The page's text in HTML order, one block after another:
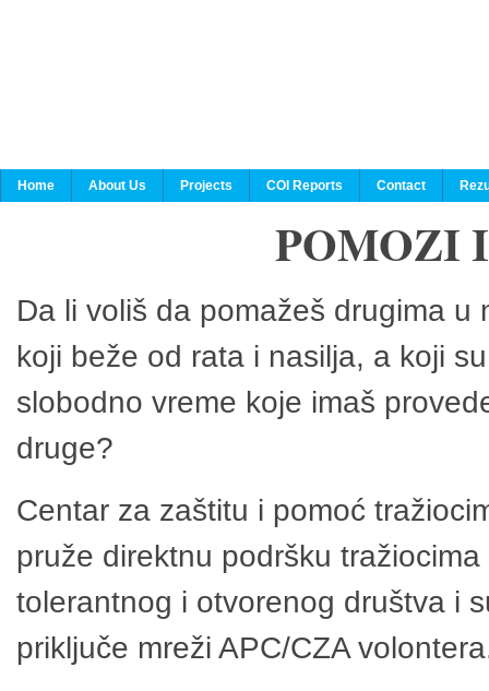
Home About Us Projects COI Reports Contact
POMOZI
Da li voliš da pomažeš drugima
koji beže od rata i nasilja, a koji
slobodno vreme koje imaš
druge?
Centar za zaštitu i pomoć
pruže direktnu podršku
tolerantnog i otvorenog društva i
priključe mreži APC/CZA